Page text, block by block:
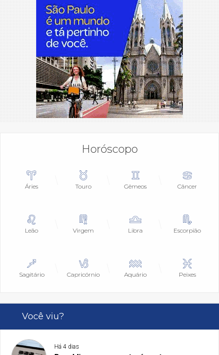
Horóscopo
Áries Touro Gêmeos Câncer
Leão Virgem Libra Escorpião
Sagitário Capricórnio Aquário Peixes
Você viu?
Há 4 dias